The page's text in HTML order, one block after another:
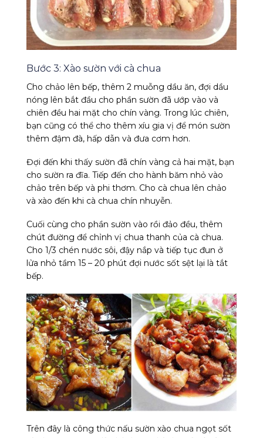
Bước 3: Xào sườn với cà chua
Cho chảo lên bếp, thêm 2 muỗng dầu ăn, đợi dầu
nóng lên bắt đầu cho phần sườn đã ướp vào và
chiên đều hai mặt cho chín vàng. Trong lúc chiên,
bạn cũng có thể cho thêm xíu gia vị để món sườn
thêm đậm đà, hấp dẫn và đưa cơm hơn.
Đợi đến khi thấy sườn đã chín vàng cả hai mặt, bạn
cho sườn ra đĩa. Tiếp đến cho hành băm nhỏ vào
chảo trên bếp và phi thơm. Cho cà chua lên chảo
và xào đến khi cà chua chín nhuyễn.
Cuối cùng cho phần sườn vào rồi đảo đều, thêm
chút đường để chỉnh vị chua thanh của cà chua.
Cho 1/3 chén nước sôi, đậy nắp và tiếp tục đun ở
lửa nhỏ tầm 15 – 20 phút đợi nước sốt sệt lại là tắt
bếp.
Trên đây là công thức nấu sườn xào chua ngọt sốt